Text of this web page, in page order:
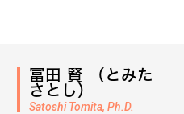
冨田 賢 （とみた
さとし）
Satoshi Tomita, Ph.D.